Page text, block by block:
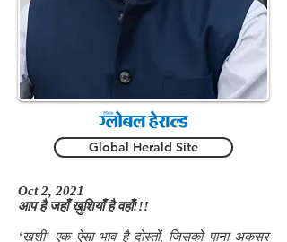
Global Herald Site
Oct 2, 2021
आप है जहाँ ख़ुशियाँ है वहाँ!!!
‘ख़ुशी’ एक ऐसा भाव है दोस्तों, जिसको पाना अकसर